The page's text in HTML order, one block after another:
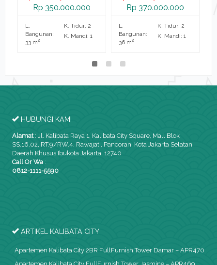
Rp 350.000.000
L.
Bangunan:
33 m2
K. Tidur: 2
K. Mandi: 1
Rp 370.000.000
L.
Bangunan:
36 m2
K. Tidur: 2
K. Mandi: 1
HUBUNGI KAMI
Alamat: Jl. Kalibata Raya 1, Kalibata City Square, Mall Blok
SS.16.02, RT.9/RW.4, Rawajati, Pancoran, Kota Jakarta Selatan,
Daerah Khusus Ibukota Jakarta 12740
Call Or Wa :
0812-1111-5590
ARTIKEL KALIBATA CITY
Apartemen Kalibata City 2BR FullFurnish Tower Damar – APR470